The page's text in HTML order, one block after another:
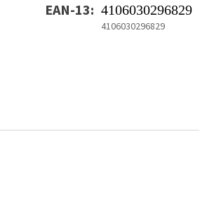
EAN-13: 4106030296829
4106030296829